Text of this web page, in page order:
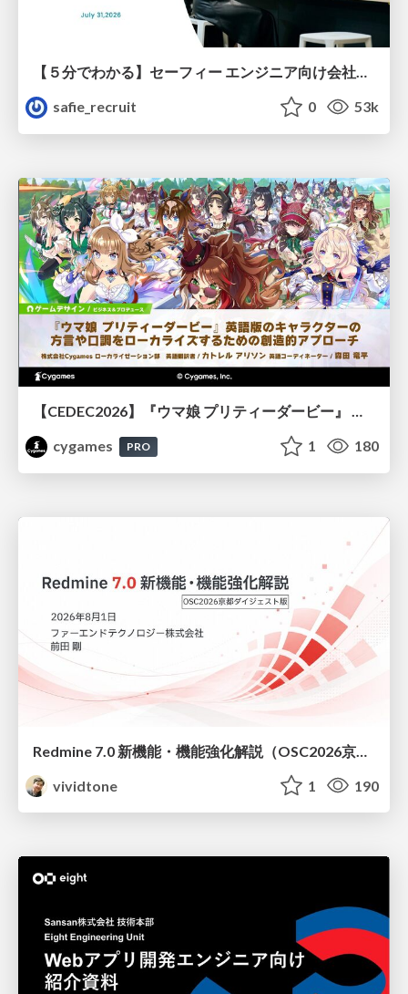
safie_recruit
0 53k
【CEDEC2026】『ウマ娘 プリティーダービー』 英語版のキャラクターの方言や口調をローカライズするための創造的アプローチ
cygames
PRO 1 180
vividtone
1 190